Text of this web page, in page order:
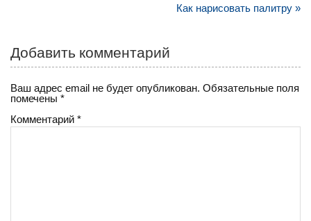
ss
ni
ki
Как нарисовать палитру »
Добавить комментарий
Ваш адрес email не будет опубликован. Обязательные поля
помечены*
Комментарий*